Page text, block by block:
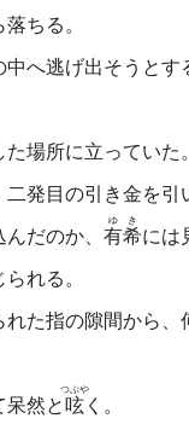
ちる。
へ逃げ出そうとす
場所に立っていた。
発目の引き金を引
だのか、 有希
ゆき
には
れる。
た指の隙間から、
呆然と 呟
つぶや
く。